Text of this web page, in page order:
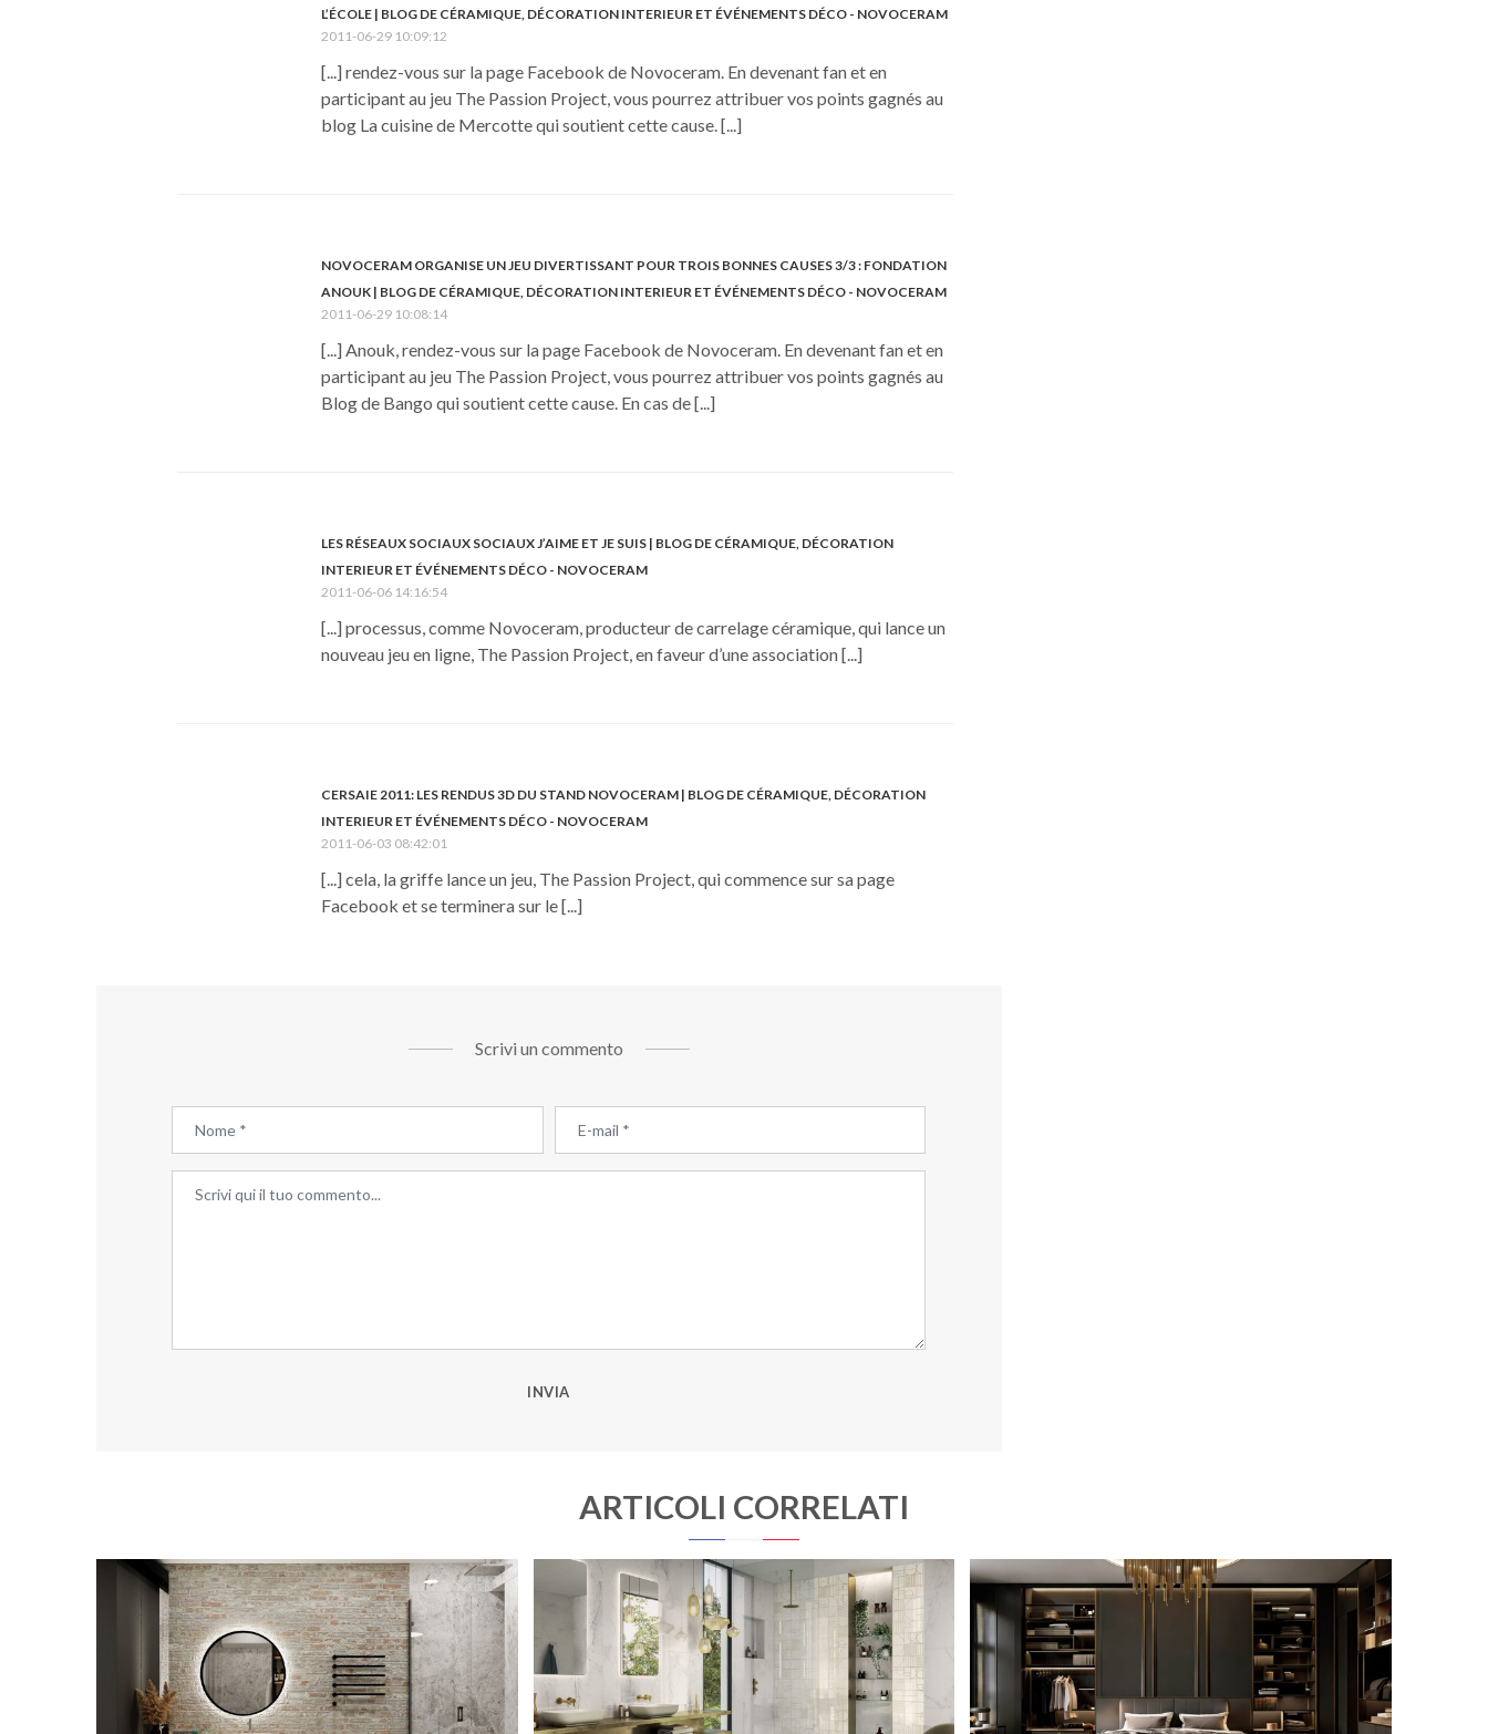
L’ÉCOLE | BLOG DE CÉRAMIQUE, DÉCORATION INTERIEUR ET ÉVÉNEMENTS DÉCO - NOVOCERAM
2011-06-29 10:09:12
[...] rendez-vous sur la page Facebook de Novoceram. En devenant fan et en
participant au jeu The Passion Project, vous pourrez attribuer vos points gagnés au
blog La cuisine de Mercotte qui soutient cette cause. [...]
NOVOCERAM ORGANISE UN JEU DIVERTISSANT POUR TROIS BONNES CAUSES 3/3 : FONDATION
ANOUK | BLOG DE CÉRAMIQUE, DÉCORATION INTERIEUR ET ÉVÉNEMENTS DÉCO - NOVOCERAM
2011-06-29 10:08:14
[...] Anouk, rendez-vous sur la page Facebook de Novoceram. En devenant fan et en
participant au jeu The Passion Project, vous pourrez attribuer vos points gagnés au
Blog de Bango qui soutient cette cause. En cas de [...]
LES RÉSEAUX SOCIAUX SOCIAUX J’AIME ET JE SUIS | BLOG DE CÉRAMIQUE, DÉCORATION
INTERIEUR ET ÉVÉNEMENTS DÉCO - NOVOCERAM
2011-06-06 14:16:54
[...] processus, comme Novoceram, producteur de carrelage céramique, qui lance un
nouveau jeu en ligne, The Passion Project, en faveur d’une association [...]
CERSAIE 2011: LES RENDUS 3D DU STAND NOVOCERAM | BLOG DE CÉRAMIQUE, DÉCORATION
INTERIEUR ET ÉVÉNEMENTS DÉCO - NOVOCERAM
2011-06-03 08:42:01
[...] cela, la griffe lance un jeu, The Passion Project, qui commence sur sa page
Facebook et se terminera sur le [...]
Scrivi un commento
INVIA
ARTICOLI CORRELATI